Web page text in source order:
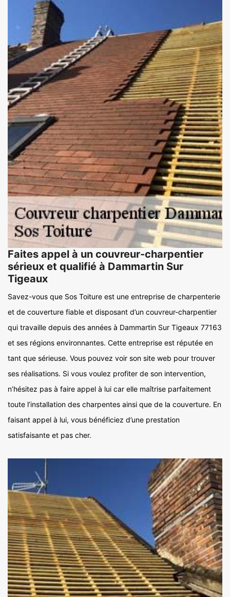
Faites appel à un couvreur-charpentier
sérieux et qualifié à Dammartin Sur
Tigeaux
Savez-vous que Sos Toiture est une entreprise de charpenterie
et de couverture fiable et disposant d’un couvreur-charpentier
qui travaille depuis des années à Dammartin Sur Tigeaux 77163
et ses régions environnantes. Cette entreprise est réputée en
tant que sérieuse. Vous pouvez voir son site web pour trouver
ses réalisations. Si vous voulez profiter de son intervention,
n’hésitez pas à faire appel à lui car elle maîtrise parfaitement
toute l’installation des charpentes ainsi que de la couverture. En
faisant appel à lui, vous bénéficiez d’une prestation
satisfaisante et pas cher.